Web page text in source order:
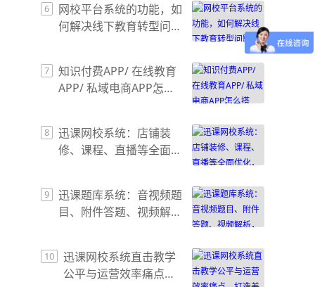
6
网校平台系统的功能，如
何解决线下教育转型问
7
知识付费APP/ 在线教育
APP/ 私域电商APP怎么
8
迅课网校系统：店铺装
修、课程、直播等全面优
9
迅课题库系统：音视频题
目、附件答题、视频解
10
迅课网校系统直击教学
公平与运营效率痛点，